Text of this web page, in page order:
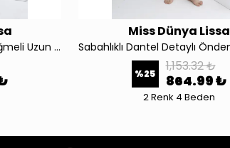
4440 Bebe Yaka Önden Düğmeli Uzun Kollu Fitilli Kumaş Hamile ve Lohusa Pijama Takımı
Miss Dünya Lissa
%25 1,153.32 ₺
864.99 ₺
2 Renk 4 Beden